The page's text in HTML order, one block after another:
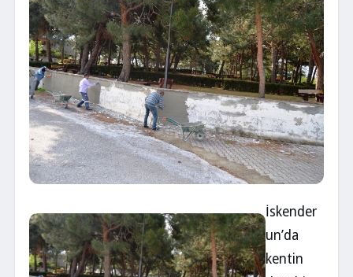
İskender
un’da
kentin